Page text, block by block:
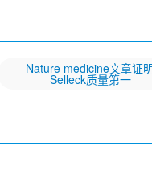
Nature medicine文章证
Selleck质量第一